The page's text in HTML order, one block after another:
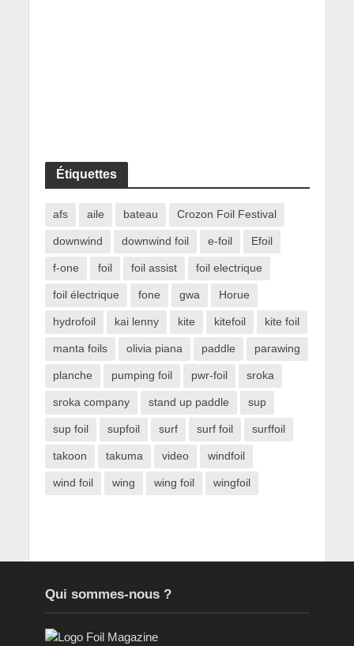
Étiquettes
afs aile bateau Crozon Foil Festival
downwind downwind foil e-foil Efoil
f-one foil foil assist foil electrique
foil électrique fone gwa Horue
hydrofoil kai lenny kite kitefoil kite foil
manta foils olivia piana paddle parawing
planche pumping foil pwr-foil sroka
sroka company stand up paddle sup
sup foil supfoil surf surf foil surffoil
takoon takuma video windfoil
wind foil wing wing foil wingfoil
Qui sommes-nous ?